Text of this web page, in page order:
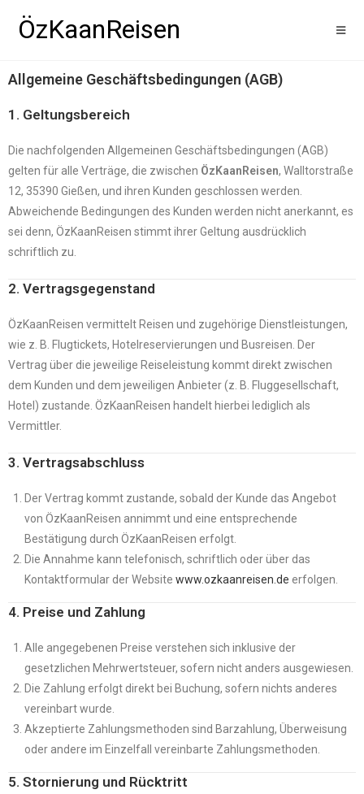
ÖzKaanReisen
Allgemeine Geschäftsbedingungen (AGB)
1. Geltungsbereich
Die nachfolgenden Allgemeinen Geschäftsbedingungen (AGB)
gelten für alle Verträge, die zwischen ÖzKaanReisen, Walltorstraße
12, 35390 Gießen, und ihren Kunden geschlossen werden.
Abweichende Bedingungen des Kunden werden nicht anerkannt, es
sei denn, ÖzKaanReisen stimmt ihrer Geltung ausdrücklich
schriftlich zu.
2. Vertragsgegenstand
ÖzKaanReisen vermittelt Reisen und zugehörige Dienstleistungen,
wie z. B. Flugtickets, Hotelreservierungen und Busreisen. Der
Vertrag über die jeweilige Reiseleistung kommt direkt zwischen
dem Kunden und dem jeweiligen Anbieter (z. B. Fluggesellschaft,
Hotel) zustande. ÖzKaanReisen handelt hierbei lediglich als
Vermittler.
3. Vertragsabschluss
Der Vertrag kommt zustande, sobald der Kunde das Angebot
von ÖzKaanReisen annimmt und eine entsprechende
Bestätigung durch ÖzKaanReisen erfolgt.
Die Annahme kann telefonisch, schriftlich oder über das
Kontaktformular der Website www.ozkaanreisen.de erfolgen.
4. Preise und Zahlung
Alle angegebenen Preise verstehen sich inklusive der
gesetzlichen Mehrwertsteuer, sofern nicht anders ausgewiesen.
Die Zahlung erfolgt direkt bei Buchung, sofern nichts anderes
vereinbart wurde.
Akzeptierte Zahlungsmethoden sind Barzahlung, Überweisung
oder andere im Einzelfall vereinbarte Zahlungsmethoden.
5. Stornierung und Rücktritt